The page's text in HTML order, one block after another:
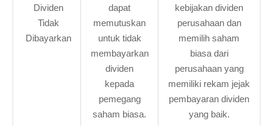
Dividen
Tidak
Dibayarkan
dapat
memutuskan
untuk tidak
membayarkan
dividen
kepada
pemegang
saham biasa.
kebijakan dividen
perusahaan dan
memilih saham
biasa dari
perusahaan yang
memiliki rekam jejak
pembayaran dividen
yang baik.